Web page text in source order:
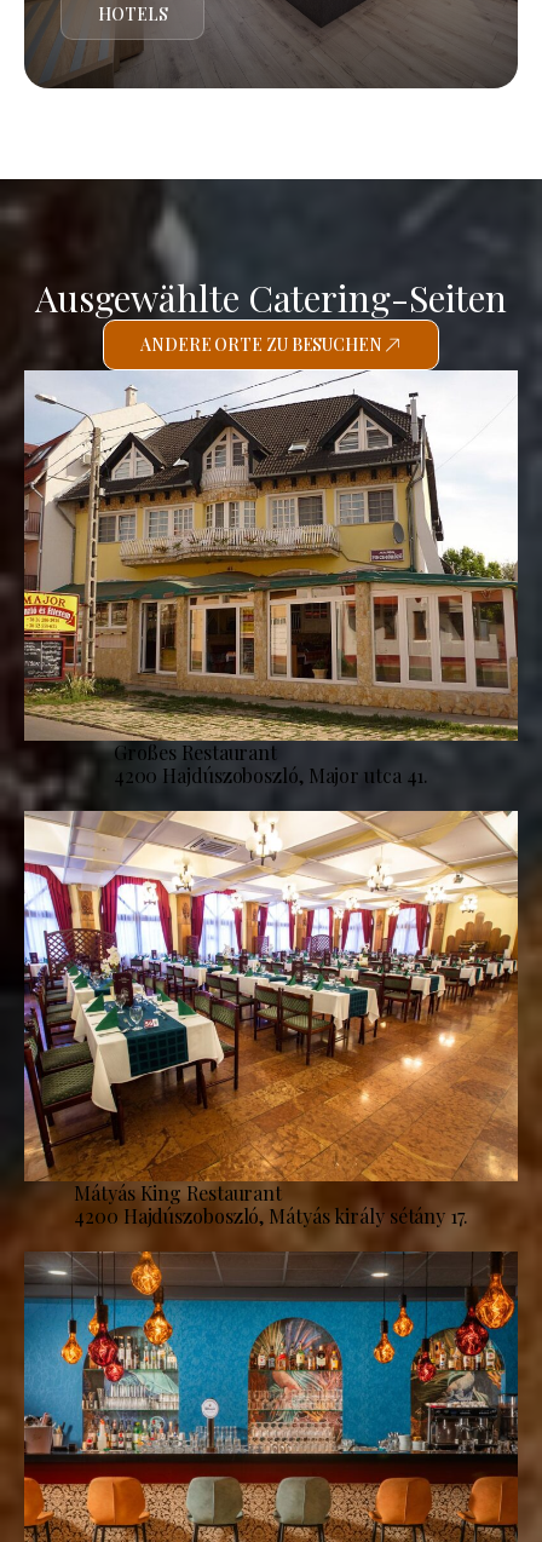
HOTELS
Ausgewählte Catering-Seiten
ANDERE ORTE ZU BESUCHEN
Großes Restaurant
4200 Hajdúszoboszló, Major utca 41.
Mátyás King Restaurant
4200 Hajdúszoboszló, Mátyás király sétány 17.